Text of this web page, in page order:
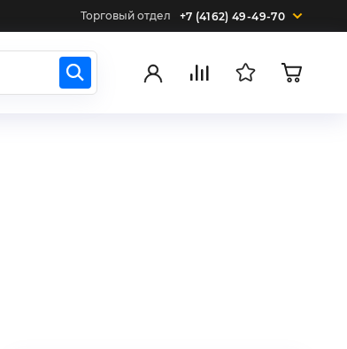
Торговый отдел +7 (4162) 49-49-70